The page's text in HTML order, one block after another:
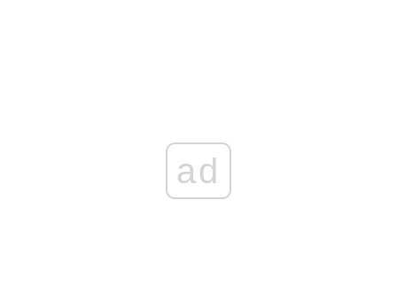
ad